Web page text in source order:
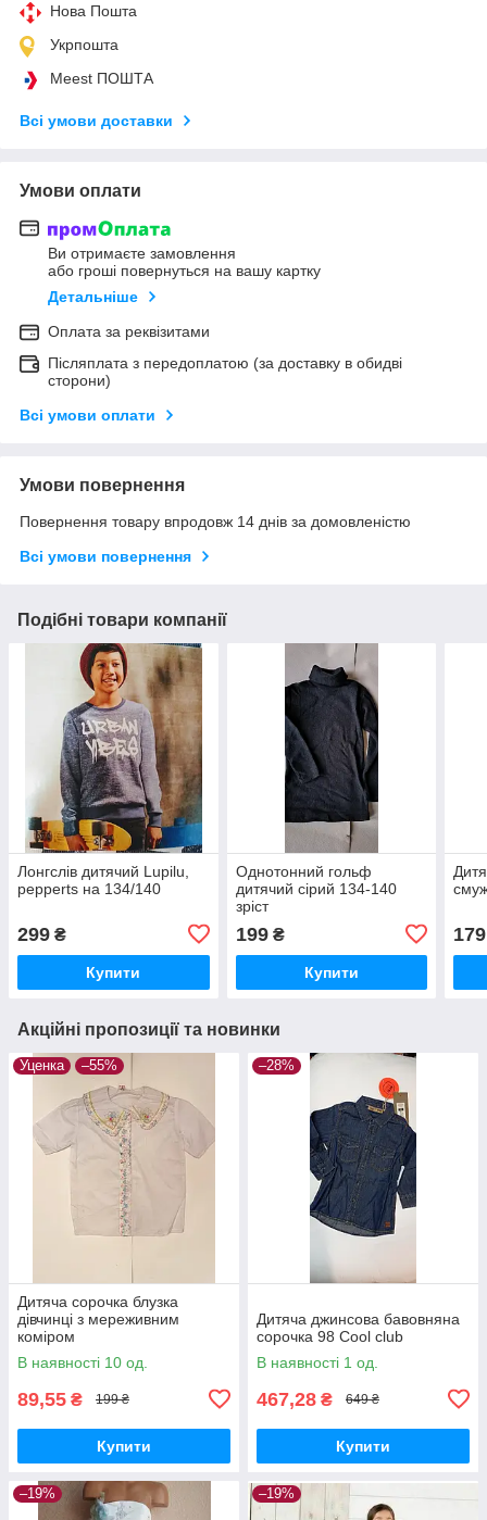
Нова Пошта
Укрпошта
Meest ПОШТА
Всі умови доставки
Умови оплати
Ви отримаєте замовлення
або гроші повернуться на вашу картку
Детальніше
Оплата за реквізитами
Післяплата з передоплатою (за доставку в обидві
сторони)
Всі умови оплати
Умови повернення
Повернення товару впродовж 14 днів за домовленістю
Всі умови повернення
Подібні товари компанії
Лонгслів дитячий Lupilu,
pepperts на 134/140
299 ₴
Купити
Однотонний гольф
дитячий сірий 134-140
зріст
199₴
Купити
179
Акційні пропозиції та новинки
Уценка –55%
Дитяча сорочка блузка
дівчинці з мереживним
коміром
В наявності 10 од.
89,55 ₴ 199 ₴
Купити
–28%
Дитяча джинсова бавовняна
сорочка 98 Cool club
В наявності 1 од.
467,28 ₴ 649 ₴
Купити
–19% –19%